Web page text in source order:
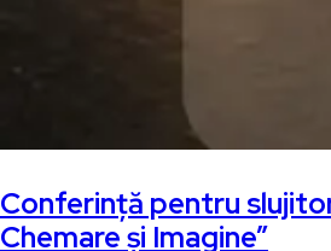
Conferință pentru
Chemare și Imagine”